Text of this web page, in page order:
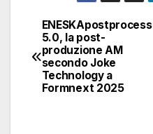
Navigazione
articoli
ENESKApostprocess
5.0, la post-
produzione AM
secondo Joke
Technology a
Formnext 2025